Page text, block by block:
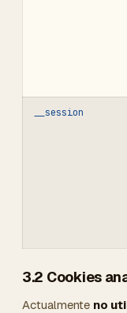
__session
3.2 Cookies
Actualmente no